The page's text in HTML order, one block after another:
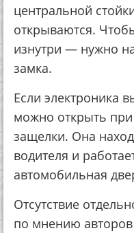
центральной
открываются.
изнутри — нужно
замка.
Если электроника
можно открыть
защелки. Она
водителя и
автомобильная
Отсутствие
по мнению